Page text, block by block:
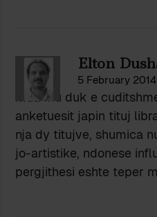
Elton
5 February
Mua mu duk e
anketuesit japin tituj
nja dy titujve, shumica
jo-artistike, ndonese
pergjithesi eshte teper